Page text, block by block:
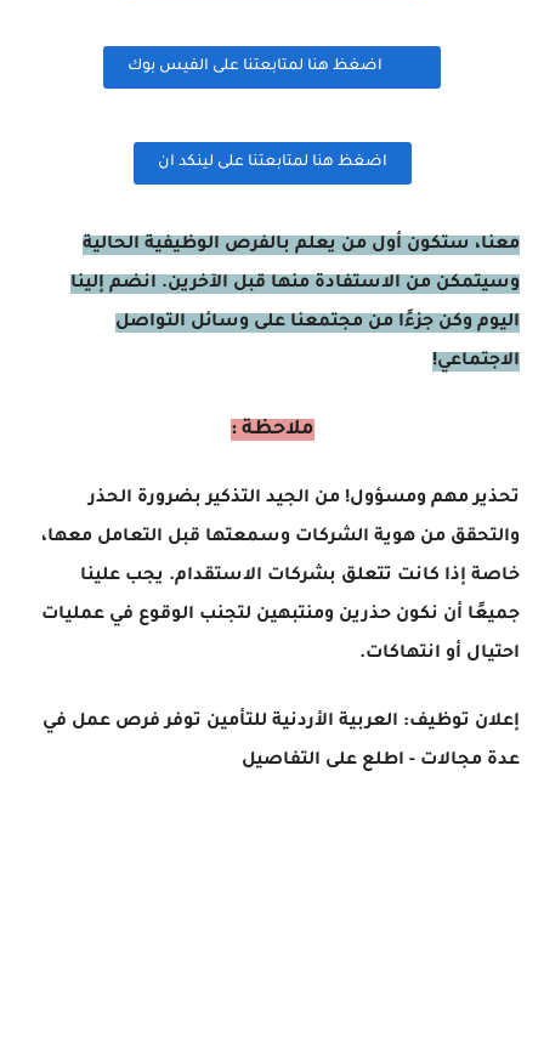
اضغظ هنا لمتابعتنا على الفيس بوك
اضغظ هنا لمتابعتنا على لينكد ان
معنا، ستكون أول من يعلم بالفرص الوظيفية الحالية
وسيتمكن من الاستفادة منها قبل الآخرين. انضم إلينا
اليوم وكن جزءًا من مجتمعنا على وسائل التواصل
الاجتماعي!
ملاحظة :
تحذير مهم ومسؤول! من الجيد التذكير بضرورة الحذر
والتحقق من هوية الشركات وسمعتها قبل التعامل معها،
خاصة إذا كانت تتعلق بشركات الاستقدام. يجب علينا
جميعًا أن نكون حذرين ومنتبهين لتجنب الوقوع في عمليات
احتيال أو انتهاكات.
إعلان توظيف: العربية الأردنية للتأمين توفر فرص عمل في
عدة مجالات - اطلع على التفاصيل